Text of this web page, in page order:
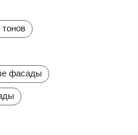
фасады